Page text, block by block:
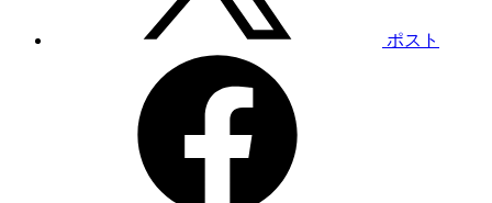
ポスト